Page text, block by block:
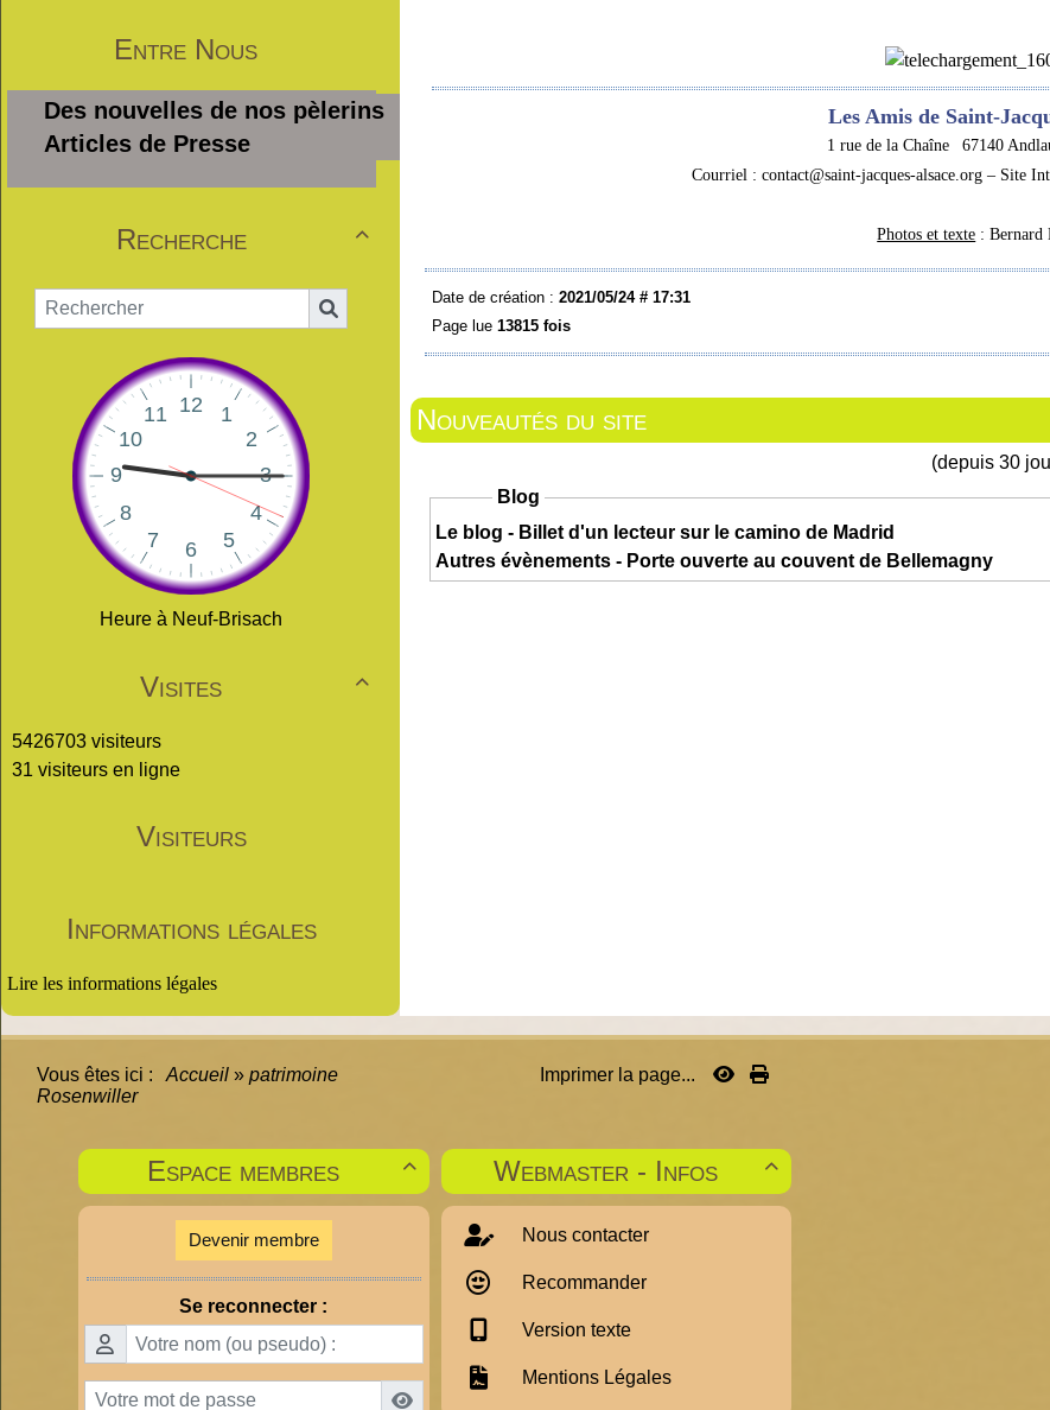
Entre Nous
Des nouvelles de nos pèlerins
Articles de Presse

Recherche
Heure à Neuf-Brisach

Visites
5426703 visiteurs
31 visiteurs en ligne
Visiteurs
Informations légales
Lire les informations légales
Les Amis de Saint-
1 rue de la Chaîne 67140
Courriel : contact@saint-jacques-alsace.org – Site
Photos et texte : Bernard
Date de création : 2021/05/24 # 17:31
Page lue 13815 fois
Nouveautés du site
(depuis 30
Blog
Le blog - Billet d'un lecteur sur le camino de Madrid
Autres évènements - Porte ouverte au couvent de Bellemagny
Vous êtes ici : Accueil » patrimoine
Rosenwiller
Imprimer la page...

Espace membres
Devenir membre
Se reconnecter :

Webmaster - Infos
Nous contacter
Recommander
Version texte
Mentions Légales